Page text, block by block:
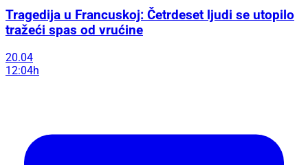
Tragedija u Francuskoj: Četrdeset ljudi se utopilo
tražeći spas od vrućine
20.04
12:04h